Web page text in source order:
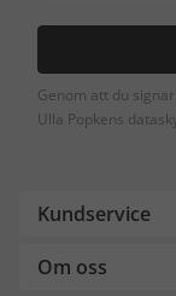
Genom att du
Ulla Popkens
Kundservice
Om oss